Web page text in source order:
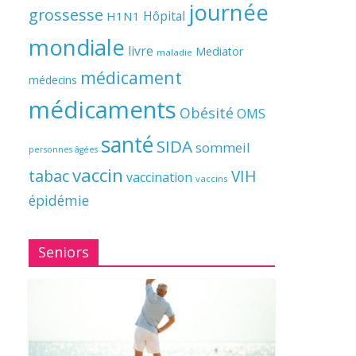
grossesse H1N1 Hôpital journée
mondiale livre maladie Mediator
médecins médicament
médicaments Obésité OMS
personnes âgées santé SIDAsommeil
tabacvaccin vaccination vaccins VIH
épidémie
Seniors